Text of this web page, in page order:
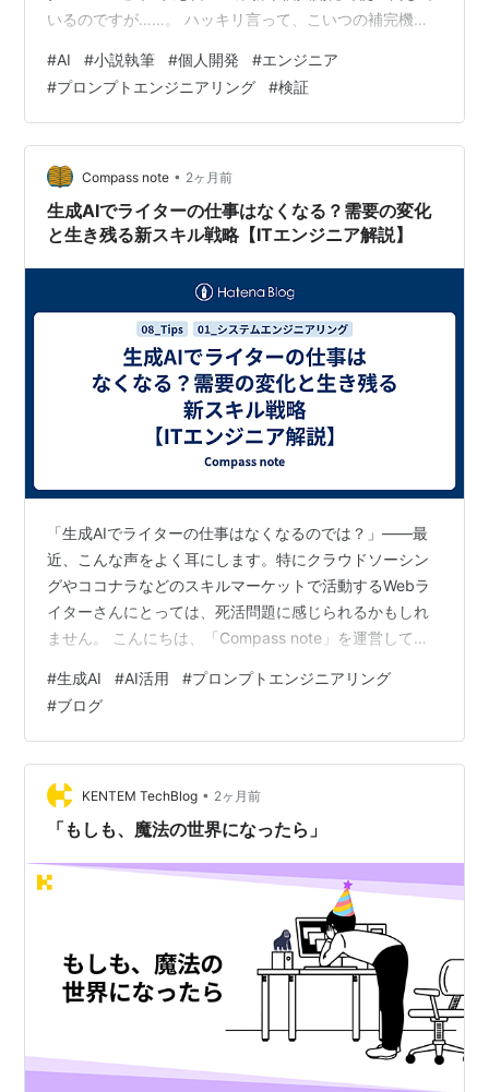
いるのですが……。 ハッキリ言って、こいつの補完機
次に書こうとしていたロジックが魔法のように提案され
る。 まるで自分の脳内を覗き見られているかのような、
あの恐ろしいまでの精度。 そんなCursorの神アシストに
どっぷり浸かっていたある日。 私の中の「エンジニア特
有の病（＝好奇心と圧倒的怠惰）」が疼き始めました。
「これ、プログ…
#AI #小説執筆 #個人開発 #エンジニア
#プロンプトエンジニアリング #検証
Compass note • 2ヶ月前
生成AIでライターの仕事はなくなる？需要の変化
と生き残る新スキル戦略【ITエンジニア解説】
「生成AIでライターの仕事はなくなるのでは？」——最
近、こんな声をよく耳にします。特にクラウドソーシン
グやココナラなどのスキルマーケットで活動するWebラ
イターさんにとっては、死活問題に感じられるかもしれ
ません。 こんにちは、「Compass note」を運営してい
技術の側から追いかけています。 結論から言えば、ライ
ターの仕事は「なくなりません」。ただし、仕事の中身
は確実に「変化」しています。実際、2026年は生成AIが
「試す年」から「業務やツールに組み込まれる年」へと
移行する転換点だと指摘されています（ソリマチ株式会
社）。 この記事では、…
#生成AI #AI活用 #プロンプトエンジニアリング
#ブログ
KENTEM TechBlog • 2ヶ月前
「もしも、魔法の世界になったら」